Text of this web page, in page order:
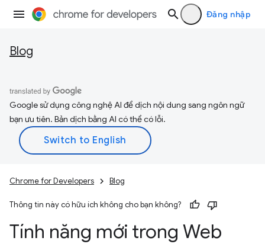
Đăng nhập
Blog
Google sử dụng công nghệ AI để dịch nội dung sang ngôn ngữ
bạn ưu tiên. Bản dịch bằng AI có thể có lỗi.
Chrome for Developers Blog
Thông tin này có hữu ích không cho bạn không?
Tính năng mới trong Web